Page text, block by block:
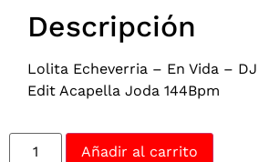
Descripción
Lolita Echeverria – En Vida –
Edit Acapella Joda 144Bpm
Añadir al carrito